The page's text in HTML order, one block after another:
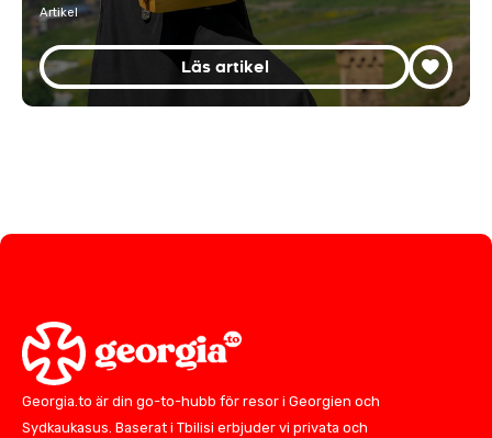
Artikel
Läs artikel
Georgia.to är din go-to-hubb för resor i Georgien och
Sydkaukasus. Baserat i Tbilisi erbjuder vi privata och